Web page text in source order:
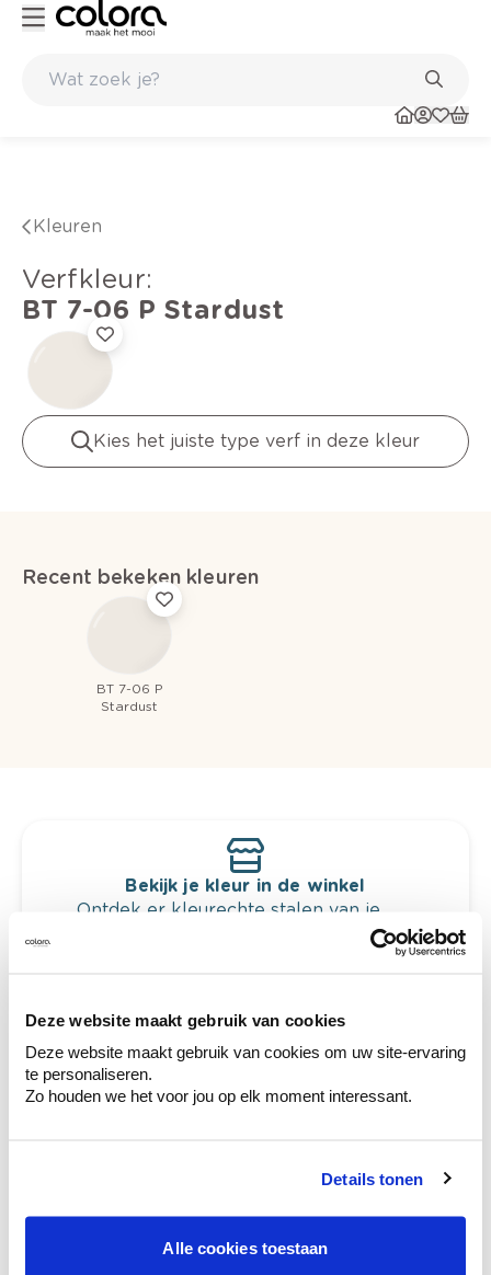
Deze website maakt gebruik van cookies
Deze website maakt gebruik van cookies om uw site-ervaring
te personaliseren.
Zo houden we het voor jou op elk moment interessant.
Details tonen
Alle cookies toestaan
Kleuren
verfkleur:
BT 7-06 P Stardust
Kies het juiste type verf in deze kleur
Recent bekeken kleuren
BT 7-06 P
Stardust
Bekijk je kleur in de winkel
Ontdek er kleurechte stalen van je
Krijg persoonlijk advies om kleuren te
combineren.
Kleuradvies aan huis